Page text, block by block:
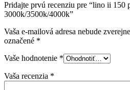
Pridajte prvú recenziu pre “lino ii 150
3000k/3500k/4000k”
Vaša e-mailová adresa nebude
označené *
Vaše hodnotenie *
Vaša recenzia *